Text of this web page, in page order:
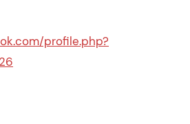
profile.php?